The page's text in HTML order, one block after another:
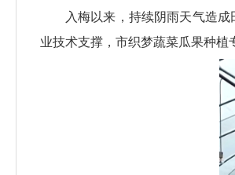
入梅以来，持续阴雨天气造
业技术支撑，市织梦蔬菜瓜果种